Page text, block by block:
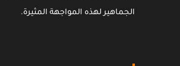
الجماهير لهذه المواجهة المثيرة.